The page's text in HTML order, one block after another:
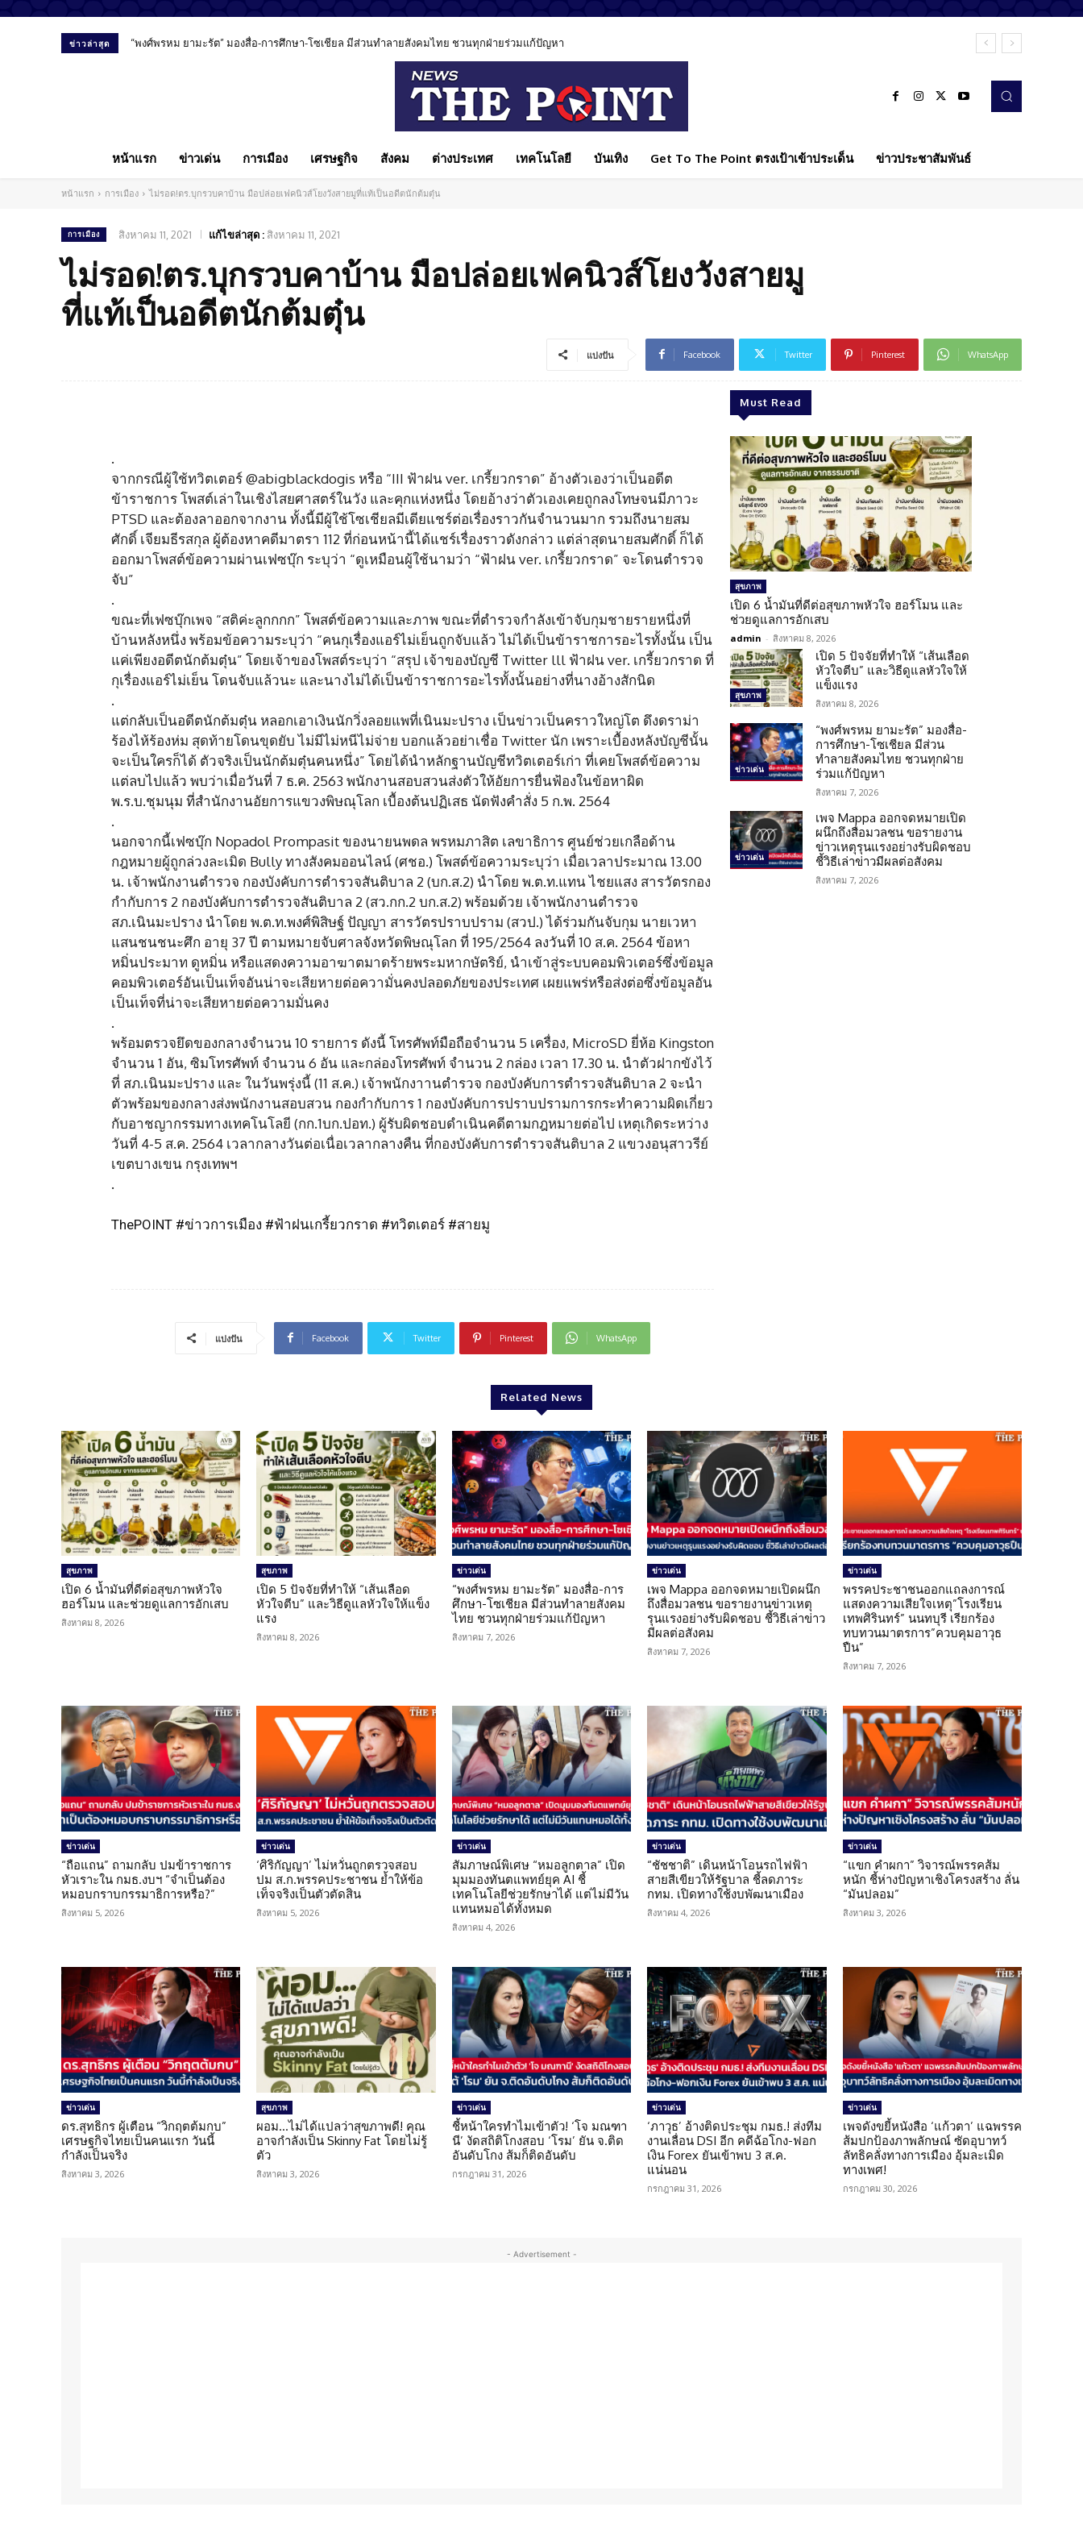
ข่าวล่าสุด “พงศ์พรหม ยามะรัต” มองสื่อ-การศึกษา-โซเชียล มีส่วนทำลายสังคมไทย ชวนทุกฝ่ายร่วมแก้ปัญหา
หน้าแรก ข่าวเด่น การเมือง เศรษฐกิจ สังคม ต่างประเทศ เทคโนโลยี บันเทิง Get To The Point ตรงเป้าเข้าประเด็น ข่าวประชาสัมพันธ์
หน้าแรก การเมือง ไม่รอด!ตร.บุกรวบคาบ้าน มือปล่อยเฟคนิวส์โยงวังสายมูที่แท้เป็นอดีตนักต้มตุ๋น
การเมือง สิงหาคม 11, 2021 แก้ไขล่าสุด : สิงหาคม 11, 2021
ไม่รอด!ตร.บุกรวบคาบ้าน มือปล่อยเฟคนิวส์โยงวังสายมู
ที่แท้เป็นอดีตนักต้มตุ๋น
แบ่งปัน Facebook Twitter Pinterest WhatsApp
.
จากกรณีผู้ใช้ทวิตเตอร์ @abigblackdogis หรือ “III ฟ้าฝน ver. เกรี้ยวกราด” อ้างตัวเองว่าเป็นอดีต
ข้าราชการ โพสต์เล่าในเชิงไสยศาสตร์ในวัง และคุกแห่งหนึ่ง โดยอ้างว่าตัวเองเคยถูกลงโทษจนมีภาวะ
PTSD และต้องลาออกจากงาน ทั้งนี้มีผู้ใช้โซเชียลมีเดียแชร์ต่อเรื่องราวกันจำนวนมาก รวมถึงนายสม
ศักดิ์ เจียมธีรสกุล ผู้ต้องหาคดีมาตรา 112 ที่ก่อนหน้านี้ได้แชร์เรื่องราวดังกล่าว แต่ล่าสุดนายสมศักดิ์ ก็ได้
ออกมาโพสต์ข้อความผ่านเฟซบุ๊ก ระบุว่า “ดูเหมือนผู้ใช้นามว่า “ฟ้าฝน ver. เกรี้ยวกราด” จะโดนตำรวจ
จับ”
.
ขณะที่เฟซบุ๊กเพจ “สติค่ะลูกกกก” โพสต์ข้อความและภาพ ขณะที่ตำรวจกำลังเข้าจับกุมชายรายหนึ่งที่
บ้านหลังหนึ่ง พร้อมข้อความระบุว่า “คนกุเรื่องแอร์ไม่เย็นถูกจับแล้ว ไม่ได้เป็นข้าราชการอะไรทั้งนั้น เป็น
แค่เพียงอดีตนักต้มตุ๋น” โดยเจ้าของโพสต์ระบุว่า “สรุป เจ้าของบัญชี Twitter lll ฟ้าฝน ver. เกรี้ยวกราด ที่
กุเรื่องแอร์ไม่เย็น โดนจับแล้วนะ และนางไม่ได้เป็นข้าราชการอะไรทั้งนั้นอย่างที่นางอ้างสักนิด
.
แต่กลับเป็นอดีตนักต้มตุ๋น หลอกเอาเงินนักวิ่งลอยแพที่เนินมะปราง เป็นข่าวเป็นคราวใหญ่โต ดึงดราม่า
ร้องไห้ร้องห่ม สุดท้ายโดนขุดยับ ไม่มีไม่หนีไม่จ่าย บอกแล้วอย่าเชื่อ Twitter นัก เพราะเบื้องหลังบัญชีนั้น
จะเป็นใครก็ได้ ตัวจริงเป็นนักต้มตุ๋นคนหนึ่ง” โดยได้นำหลักฐานบัญชีทวิตเตอร์เก่า ที่เคยโพสต์ข้อความ
แต่ลบไปแล้ว พบว่าเมื่อวันที่ 7 ธ.ค. 2563 พนักงานสอบสวนส่งตัวให้อัยการยื่นฟ้องในข้อหาผิด
พ.ร.บ.ชุมนุม ที่สำนักงานอัยการแขวงพิษณุโลก เบื้องต้นปฏิเสธ นัดฟังคำสั่ง 5 ก.พ. 2564
.
นอกจากนี้เฟซบุ๊ก Nopadol Prompasit ของนายนพดล พรหมภาสิต เลขาธิการ ศูนย์ช่วยเกลือด้าน
กฎหมายผู้ถูกล่วงละเมิด Bully ทางสังคมออนไลน์ (ศชอ.) โพสต์ข้อความระบุว่า เมื่อเวลาประมาณ 13.00
น. เจ้าพนักงานตำรวจ กองบังคับการตำรวจสันติบาล 2 (บก.ส.2) นำโดย พ.ต.ท.แทน ไชยแสง สารวัตรกอง
กำกับการ 2 กองบังคับการตำรวจสันติบาล 2 (สว.กก.2 บก.ส.2) พร้อมด้วย เจ้าพนักงานตำรวจ
สภ.เนินมะปราง นำโดย พ.ต.ท.พงศ์พิสิษฐ์ ปัญญา สารวัตรปราบปราม (สวป.) ได้ร่วมกันจับกุม นายเวหา
แสนชนชนะศึก อายุ 37 ปี ตามหมายจับศาลจังหวัดพิษณุโลก ที่ 195/2564 ลงวันที่ 10 ส.ค. 2564 ข้อหา
หมิ่นประมาท ดูหมิ่น หรือแสดงความอาฆาตมาดร้ายพระมหากษัตริย์, นำเข้าสู่ระบบคอมพิวเตอร์ซึ่งข้อมูล
คอมพิวเตอร์อันเป็นเท็จอันน่าจะเสียหายต่อความั่นคงปลอดภัยของประเทศ เผยแพร่หรือส่งต่อซึ่งข้อมูลอัน
เป็นเท็จที่น่าจะเสียหายต่อความมั่นคง
.
พร้อมตรวจยึดของกลางจำนวน 10 รายการ ดังนี้ โทรศัพท์มือถือจำนวน 5 เครื่อง, MicroSD ยี่ห้อ Kingston
จำนวน 1 อัน, ซิมโทรศัพท์ จำนวน 6 อัน และกล่องโทรศัพท์ จำนวน 2 กล่อง เวลา 17.30 น. นำตัวฝากขังไว้
ที่ สภ.เนินมะปราง และ ในวันพรุ่งนี้ (11 ส.ค.) เจ้าพนักงาานตำรวจ กองบังคับการตำรวจสันติบาล 2 จะนำ
ตัวพร้อมของกลางส่งพนักงานสอบสวน กองกำกับการ 1 กองบังคับการปราบปรามการกระทำความผิดเกี่ยว
กับอาชญากรรมทางเทคโนโลยี (กก.1บก.ปอท.) ผู้รับผิดชอบดำเนินคดีตามกฎหมายต่อไป เหตุเกิดระหว่าง
วันที่ 4-5 ส.ค. 2564 เวลากลางวันต่อเนื่อเวลากลางคืน ที่กองบังคับการตำรวจสันติบาล 2 แขวงอนุสาวรีย์
เขตบางเขน กรุงเทพฯ
.
ThePOINT #ข่าวการเมือง #ฟ้าฝนเกรี้ยวกราด #ทวิตเตอร์ #สายมู
แบ่งปัน Facebook Twitter Pinterest WhatsApp
Must Read
สุขภาพ
เปิด 6 น้ำมันที่ดีต่อสุขภาพหัวใจ ฮอร์โมน และ
ช่วยดูแลการอักเสบ
admin - สิงหาคม 8, 2026
สุขภาพ
เปิด 5 ปัจจัยที่ทำให้ “เส้นเลือด
หัวใจตีบ” และวิธีดูแลหัวใจให้
แข็งแรง
สิงหาคม 8, 2026
ข่าวเด่น
“พงศ์พรหม ยามะรัต” มองสื่อ-
การศึกษา-โซเชียล มีส่วน
ทำลายสังคมไทย ชวนทุกฝ่าย
ร่วมแก้ปัญหา
สิงหาคม 7, 2026
ข่าวเด่น
เพจ Mappa ออกจดหมายเปิด
ผนึกถึงสื่อมวลชน ขอรายงาน
ข่าวเหตุรุนแรงอย่างรับผิดชอบ
ชี้วิธีเล่าข่าวมีผลต่อสังคม
สิงหาคม 7, 2026
Related News
สุขภาพ
เปิด 6 น้ำมันที่ดีต่อสุขภาพหัวใจ
ฮอร์โมน และช่วยดูแลการอักเสบ
สิงหาคม 8, 2026
สุขภาพ
เปิด 5 ปัจจัยที่ทำให้ “เส้นเลือด
หัวใจตีบ” และวิธีดูแลหัวใจให้แข็ง
แรง
สิงหาคม 8, 2026
ข่าวเด่น
“พงศ์พรหม ยามะรัต” มองสื่อ-การ
ศึกษา-โซเชียล มีส่วนทำลายสังคม
ไทย ชวนทุกฝ่ายร่วมแก้ปัญหา
สิงหาคม 7, 2026
ข่าวเด่น
เพจ Mappa ออกจดหมายเปิดผนึก
ถึงสื่อมวลชน ขอรายงานข่าวเหตุ
รุนแรงอย่างรับผิดชอบ ชี้วิธีเล่าข่าว
มีผลต่อสังคม
สิงหาคม 7, 2026
ข่าวเด่น
พรรคประชาชนออกแถลงการณ์
แสดงความเสียใจเหตุ”โรงเรียน
เทพศิรินทร์” นนทบุรี เรียกร้อง
ทบทวนมาตรการ”ควบคุมอาวุธ
ปืน”
สิงหาคม 7, 2026
ข่าวเด่น
“ถือแถน” ถามกลับ ปมข้าราชการ
หัวเราะใน กมธ.งบฯ “จำเป็นต้อง
หมอบกราบกรรมาธิการหรือ?”
สิงหาคม 5, 2026
ข่าวเด่น
‘ศิริกัญญา’ ไม่หวั่นถูกตรวจสอบ
ปม ส.ก.พรรคประชาชน ย้ำให้ข้อ
เท็จจริงเป็นตัวตัดสิน
สิงหาคม 5, 2026
ข่าวเด่น
สัมภาษณ์พิเศษ “หมอลูกตาล” เปิด
มุมมองทันตแพทย์ยุค AI ชี้
เทคโนโลยีช่วยรักษาได้ แต่ไม่มีวัน
แทนหมอได้ทั้งหมด
สิงหาคม 4, 2026
ข่าวเด่น
“ชัชชาติ” เดินหน้าโอนรถไฟฟ้า
สายสีเขียวให้รัฐบาล ชี้ลดภาระ
กทม. เปิดทางใช้งบพัฒนาเมือง
สิงหาคม 4, 2026
ข่าวเด่น
“แขก คำผกา” วิจารณ์พรรคส้ม
หนัก ชี้ห่างปัญหาเชิงโครงสร้าง ลั่น
“มันปลอม”
สิงหาคม 3, 2026
ข่าวเด่น
ดร.สุทธิกร ผู้เตือน “วิกฤตต้มกบ”
เศรษฐกิจไทยเป็นคนแรก วันนี้
กำลังเป็นจริง
สิงหาคม 3, 2026
สุขภาพ
ผอม…ไม่ได้แปลว่าสุขภาพดี! คุณ
อาจกำลังเป็น Skinny Fat โดยไม่รู้
ตัว
สิงหาคม 3, 2026
ข่าวเด่น
ชี้หน้าใครทำไมเข้าตัว! ‘โจ มณฑา
นี’ งัดสถิติโกงสอบ ‘โรม’ ยัน จ.ติด
อันดับโกง ส้มก็ติดอันดับ
กรกฎาคม 31, 2026
ข่าวเด่น
‘ภาวุธ’ อ้างติดประชุม กมธ.! ส่งทีม
งานเลื่อน DSI อีก คดีฉ้อโกง-ฟอก
เงิน Forex ยันเข้าพบ 3 ส.ค.
แน่นอน
กรกฎาคม 31, 2026
ข่าวเด่น
เพจดังขยี้หนังสือ ‘แก้วตา’ แฉพรรค
ส้มปกป้องภาพลักษณ์ ซัดอุบาทว์
ลัทธิคลั่งทางการเมือง อุ้มละเมิด
ทางเพศ!
กรกฎาคม 30, 2026
- Advertisement -